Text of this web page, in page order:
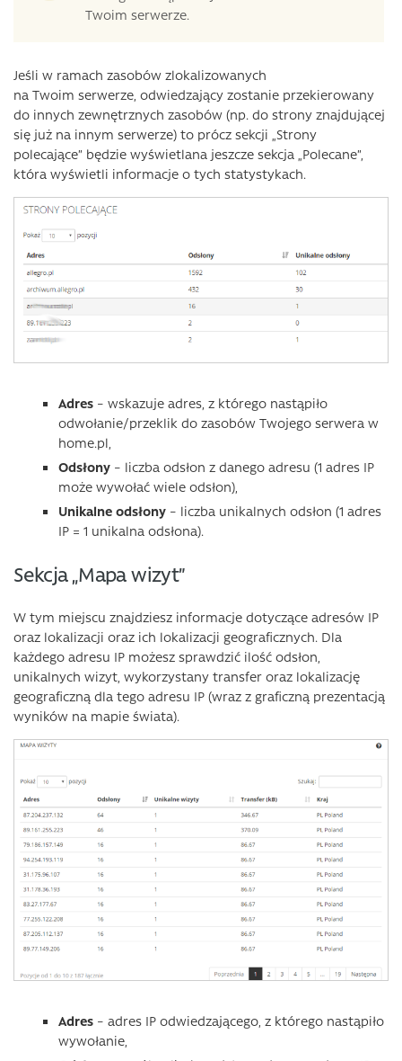
Twoim serwerze.
Jeśli w ramach zasobów zlokalizowanych
na Twoim serwerze, odwiedzający zostanie przekierowany
do innych zewnętrznych zasobów (np. do strony znajdującej
się już na innym serwerze) to prócz sekcji „Strony
polecające” będzie wyświetlana jeszcze sekcja „Polecane”,
która wyświetli informacje o tych statystykach.
Adres – wskazuje adres, z którego nastąpiło
odwołanie/przeklik do zasobów Twojego serwera w
home.pl,
Odsłony – liczba odsłon z danego adresu (1 adres IP
może wywołać wiele odsłon),
Unikalne odsłony – liczba unikalnych odsłon (1 adres
IP = 1 unikalna odsłona).
Sekcja „Mapa wizyt”
W tym miejscu znajdziesz informacje dotyczące adresów IP
oraz lokalizacji oraz ich lokalizacji geograficznych. Dla
każdego adresu IP możesz sprawdzić ilość odsłon,
unikalnych wizyt, wykorzystany transfer oraz lokalizację
geograficzną dla tego adresu IP (wraz z graficzną prezentacją
wyników na mapie świata).
Adres – adres IP odwiedzającego, z którego nastąpiło
wywołanie,